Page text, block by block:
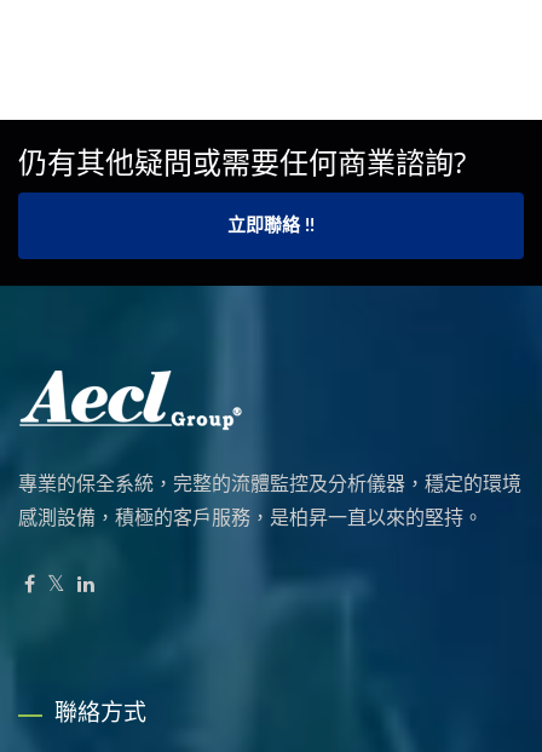
仍有其他疑問或需要任何商業諮詢?
立即聯絡 !!
專業的保全系統，完整的流體監控及分析儀器，穩定的環境
感測設備，積極的客戶服務，是柏昇一直以來的堅持。
聯絡方式